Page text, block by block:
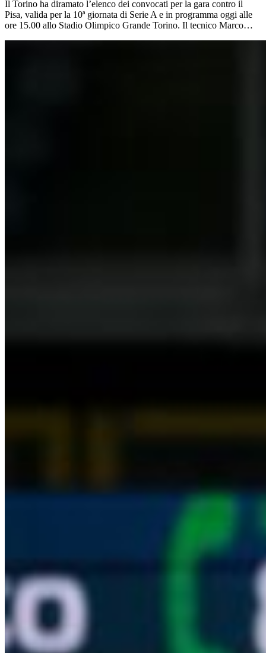
Il Torino ha diramato l’elenco dei convocati per la gara contro il
Pisa, valida per la 10ª giornata di Serie A e in programma oggi alle
ore 15.00 allo Stadio Olimpico Grande Torino. Il tecnico Marco…